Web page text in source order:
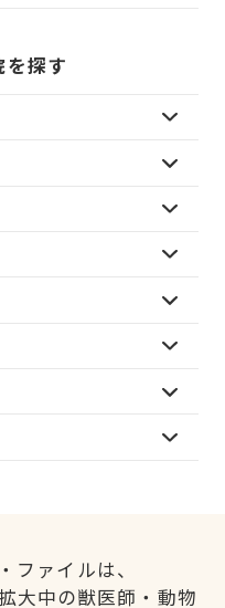
探す
ファイルは、
大中の獣医師・動物